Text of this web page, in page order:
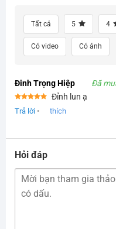
Tất cả 5 4
Có video Có ảnh
Đinh Trọng Hiệp Đã
Được xếp
hạng55
Đỉnh lun ạ
Trả lời • thích
Hỏi đáp